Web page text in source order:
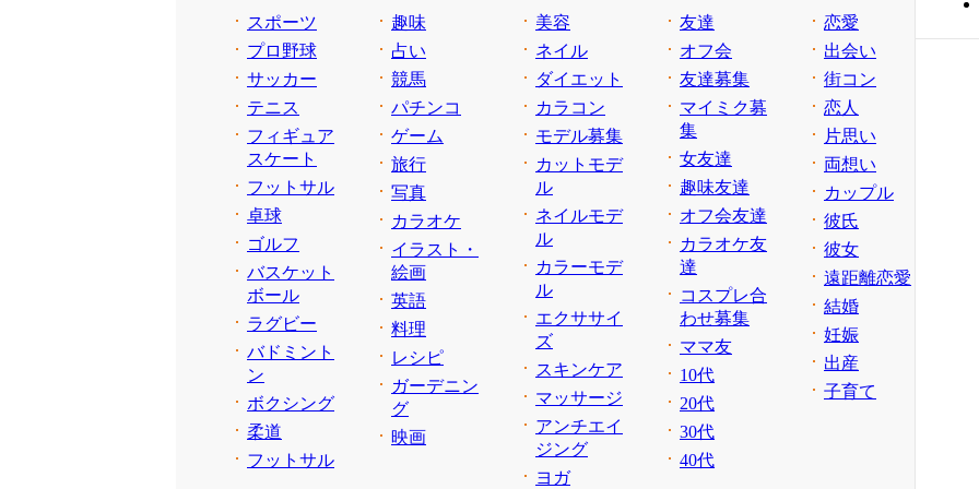
スポーツ
プロ野球
サッカー
テニス
フィギュア
スケート
フットサル
卓球
ゴルフ
バスケット
ボール
ラグビー
バドミント
ン
ボクシング
柔道
フットサル
趣味
占い
競馬
パチンコ
ゲーム
旅行
写真
カラオケ
イラスト・
絵画
英語
料理
レシピ
ガーデニン
グ
映画
美容
ネイル
ダイエット
カラコン
モデル募集
カットモデ
ル
ネイルモデ
ル
カラーモデ
ル
エクササイ
ズ
スキンケア
マッサージ
アンチエイ
ジング
ヨガ
友達
オフ会
友達募集
マイミク募
集
女友達
趣味友達
オフ会友達
カラオケ友
達
コスプレ合
わせ募集
ママ友
10代
20代
30代
40代
恋愛
出会い
街コン
恋人
片思い
両想い
カップル
彼氏
彼女
遠距離恋愛
結婚
妊娠
出産
子育て